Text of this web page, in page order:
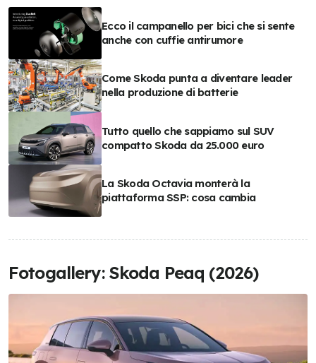
Ecco il campanello per bici che si sente
anche con cuffie antirumore
Come Skoda punta a diventare leader
nella produzione di batterie
Tutto quello che sappiamo sul SUV
compatto Skoda da 25.000 euro
La Skoda Octavia monterà la
piattaforma SSP: cosa cambia
Fotogallery: Skoda Peaq (2026)